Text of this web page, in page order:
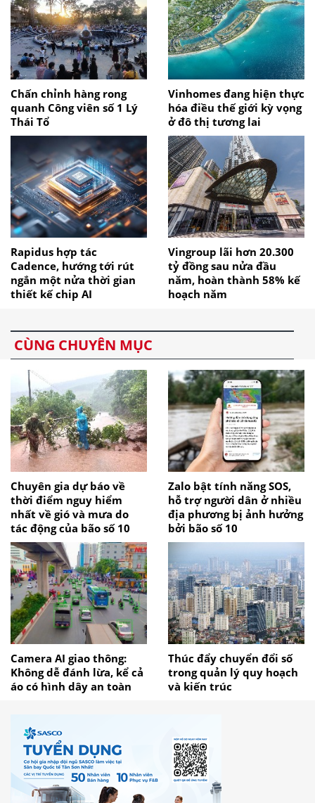
Chấn chỉnh hàng rong
quanh Công viên số 1 Lý
Thái Tổ
Vinhomes đang hiện thực
hóa điều thế giới kỳ vọng
ở đô thị tương lai
Rapidus hợp tác
Cadence, hướng tới rút
ngắn một nửa thời gian
thiết kế chip AI
Vingroup lãi hơn 20.300
tỷ đồng sau nửa đầu
năm, hoàn thành 58% kế
hoạch năm
CÙNG CHUYÊN MỤC
Chuyên gia dự báo về
thời điểm nguy hiểm
nhất về gió và mưa do
tác động của bão số 10
Zalo bật tính năng SOS,
hỗ trợ người dân ở nhiều
địa phương bị ảnh hưởng
bởi bão số 10
Camera AI giao thông:
Không dễ đánh lừa, kể cả
áo có hình dây an toàn
Thúc đẩy chuyển đổi số
trong quản lý quy hoạch
và kiến trúc